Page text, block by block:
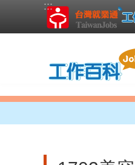
跳到主要內容區塊
:::